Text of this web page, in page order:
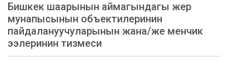
Бишкек шаарынын аймагындагы жер
мунапысынын объектилеринин
пайдалануучуларынын жана/же менчик
ээлеринин тизмеси